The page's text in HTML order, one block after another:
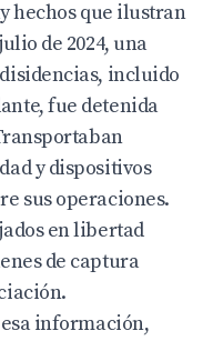
hechos que ilustran
de 2024, una
incluido
fue detenida
y dispositivos
sus operaciones.
en libertad
de captura
información,